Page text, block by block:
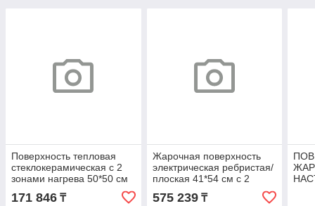
Поверхность тепловая
стеклокерамическая с 2
зонами нагрева 50*50 см
171 846 ₸
Жарочная поверхность
электрическая ребристая/
плоская 41*54 см с 2
зонами нагрева Kocateq
1M0FT3E
575 239₸